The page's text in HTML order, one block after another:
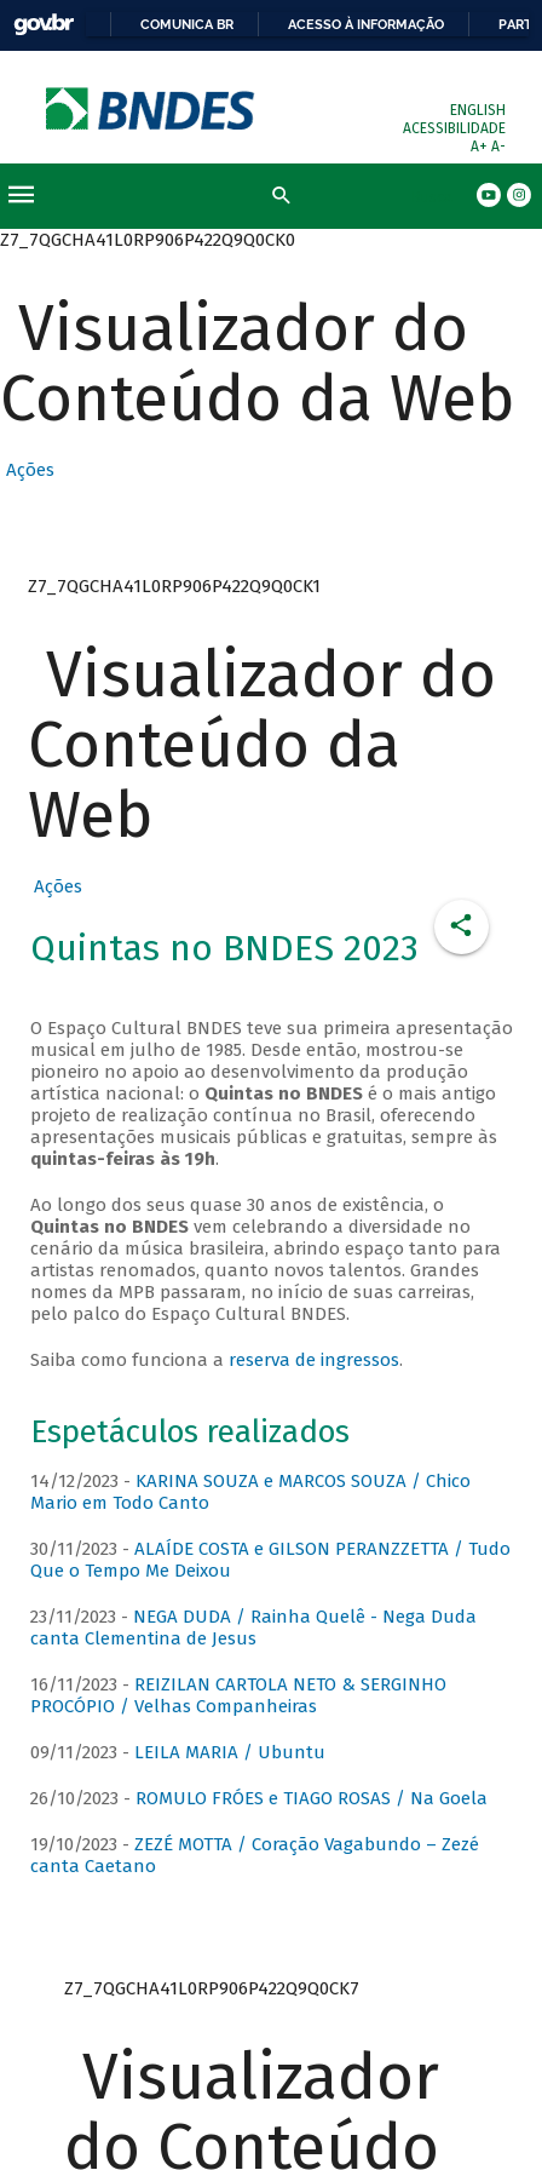
COMUNICA BR ACESSO À INFORMAÇÃO
ENGLISH
ACESSIBILIDADE
A+ A-
Z7_7QGCHA41L0RP906P422Q9Q0CK0
Visualizador do
Conteúdo da Web
Ações
Z7_7QGCHA41L0RP906P422Q9Q0CK1
Visualizador do
Conteúdo da
Web
Ações
Quintas no BNDES 2023
O Espaço Cultural BNDES teve sua primeira apresentação
musical em julho de 1985. Desde então, mostrou-se
pioneiro no apoio ao desenvolvimento da produção
artística nacional: o Quintas no BNDESé o mais antigo
projeto de realização contínua no Brasil, oferecendo
apresentações musicais públicas e gratuitas, sempre às
quintas-feiras às 19h.
Ao longo dos seus quase 30 anos de existência, o
Quintas no BNDESvem celebrando a diversidade no
cenário da música brasileira, abrindo espaço tanto para
artistas renomados, quanto novos talentos. Grandes
nomes da MPB passaram, no início de suas carreiras,
pelo palco do Espaço Cultural BNDES.
Saiba como funciona a reserva de ingressos.
Espetáculos realizados
14/12/2023 - KARINA SOUZA e MARCOS SOUZA / Chico
Mario em Todo Canto
30/11/2023 - ALAÍDE COSTA e GILSON PERANZZETTA / Tudo
Que o Tempo Me Deixou
23/11/2023 - NEGA DUDA / Rainha Quelê - Nega Duda
canta Clementina de Jesus
16/11/2023 - REIZILAN CARTOLA NETO & SERGINHO
PROCÓPIO / Velhas Companheiras
09/11/2023 - LEILA MARIA / Ubuntu
26/10/2023 - ROMULO FRÓES e TIAGO ROSAS / Na Goela
19/10/2023 - ZEZÉ MOTTA / Coração Vagabundo – Zezé
canta Caetano
Z7_7QGCHA41L0RP906P422Q9Q0CK7
Visualizador
do Conteúdo